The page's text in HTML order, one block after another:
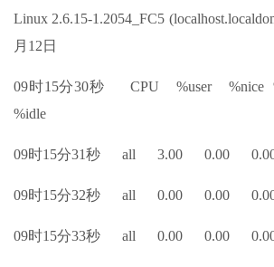
Linux 2.6.15-1.2054_FC5
月12日
09时15分30秒 CPU %user %nice
%idle
09时15分31秒 all 3.00 0.00
09时15分32秒 all 0.00 0.00
09时15分33秒 all 0.00 0.00